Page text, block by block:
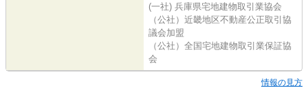
(一社) 兵庫県宅地建物取引業協会
（公社）近畿地区不動産公正取引協
議会加盟
（公社）全国宅地建物取引業保証協
会
情報の見方